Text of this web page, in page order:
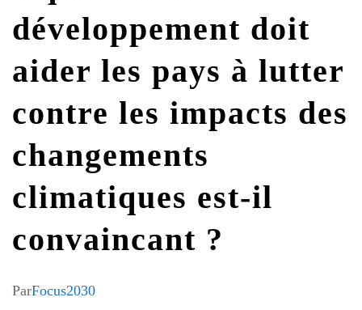
G7 / G20
TOUS LES THÈMES
VIDÉOS
développement doit
aider les pays à lutter
contre les impacts des
changements
climatiques est-il
convaincant ?
ParFocus2030